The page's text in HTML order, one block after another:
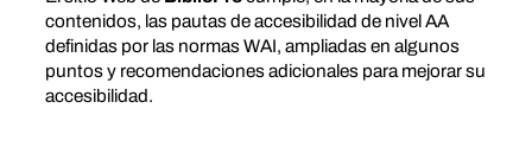
contenidos, las pautas de accesibilidad de nivel AA
definidas por las normas WAI, ampliadas en algunos
puntos y recomendaciones adicionales para mejorar su
accesibilidad.